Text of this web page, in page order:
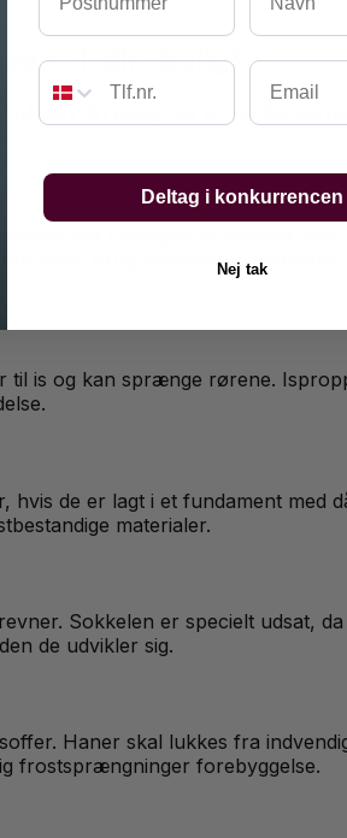
i-din-bolig}
og i din bolig, der er særligt
det hyppigste skadested.
med. Brug rørisolering
is og kan sprænge rørene.
.
de er lagt i et fundament med
materialer.
Sokkelen er specielt udsat,
de udvikler sig.
Haner skal lukkes fra
frostsprængninger forebyggelse.
Email
Deltag i konkurrencen
Nej tak